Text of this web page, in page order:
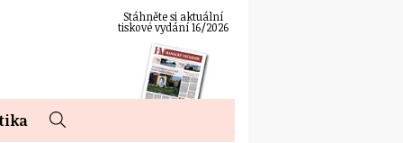
Stáhněte si aktuální
tiskové vydání 16/2026